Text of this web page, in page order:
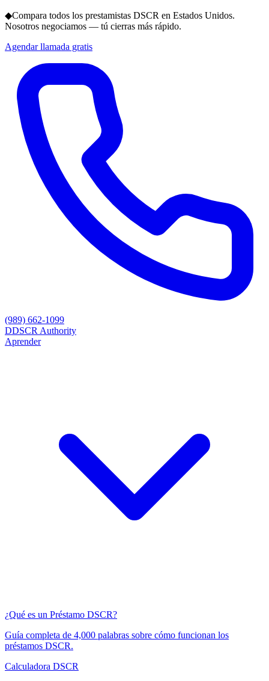
◆Compara todos los prestamistas DSCR en Estados Unidos.
Nosotros negociamos — tú cierras más rápido.
Agendar llamada gratis
(989) 662-1099
DDSCR Authority
Aprender
¿Qué es un Préstamo DSCR?
Guía completa de 4,000 palabras sobre cómo funcionan los
préstamos DSCR.
Calculadora DSCR